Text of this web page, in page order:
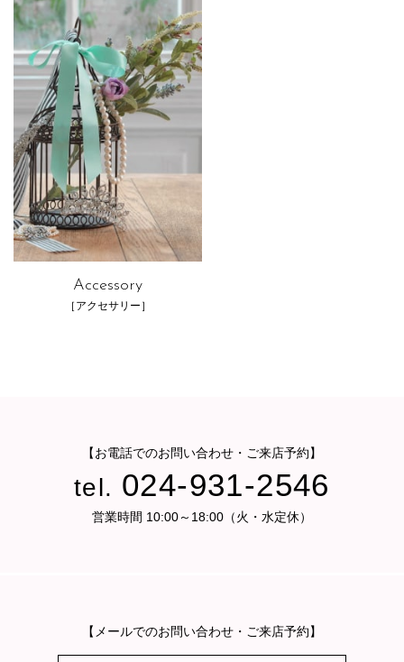
Accessory
［アクセサリー］
【お電話でのお問い合わせ・ご来店予約】
tel. 024-931-2546
営業時間 10:00～18:00（火・水定休）
【メールでのお問い合わせ・ご来店予約】